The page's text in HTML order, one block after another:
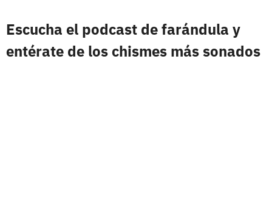
Escucha el podcast de farándula y
entérate de los chismes más sonados